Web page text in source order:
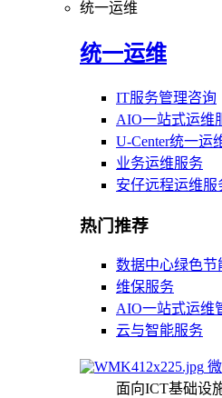
统一运维
统一运维
IT服务管理咨询
AIO一站式运维
U-Center统一运
业务运维服务
安仔远程运维服
热门推荐
数据中心绿色节
维保服务
AIO一站式运维
云与智能服务
面向ICT基础设